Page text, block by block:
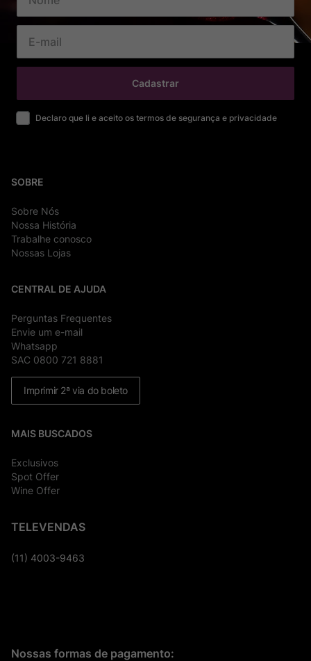
Cadastrar
Declaro que li e aceito os termos de segurança e privacidade
SOBRE
Sobre Nós
Nossa História
Trabalhe conosco
Nossas Lojas
CENTRAL DE AJUDA
Perguntas Frequentes
Envie um e-mail
Whatsapp
SAC 0800 721 8881
Imprimir 2ª via do boleto
MAIS BUSCADOS
Exclusivos
Spot Offer
Wine Offer
TELEVENDAS
(11) 4003-9463
Nossas formas de pagamento: